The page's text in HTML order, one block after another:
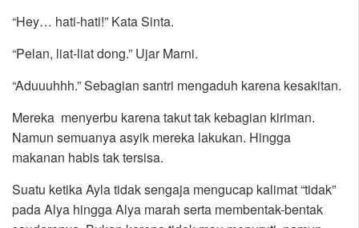
“Hey… hati-hati!” Kata Sinta.
“Pelan, liat-liat dong.” Ujar Marni.
“Aduuuhhh.” Sebagian santri mengaduh karena kesakitan.
Mereka menyerbu karena takut tak kebagian kiriman.
Namun semuanya asyik mereka lakukan. Hingga
makanan habis tak tersisa.
Suatu ketika Ayla tidak sengaja mengucap kalimat “tidak”
pada Alya hingga Alya marah serta membentak-bentak